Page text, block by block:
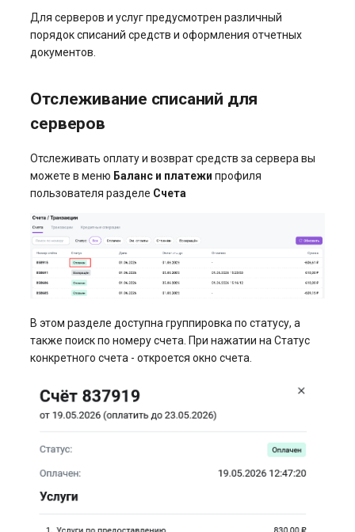
Для серверов и услуг предусмотрен различный
порядок списаний средств и оформления отчетных
документов.
Отслеживание списаний для
серверов
Отслеживать оплату и возврат средств за сервера вы
можете в меню Баланс и платежи профиля
пользователя разделе Счета
В этом разделе доступна группировка по статусу, а
также поиск по номеру счета. При нажатии на Статус
конкретного счета - откроется окно счета.